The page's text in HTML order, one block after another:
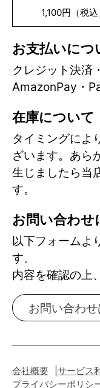
1,100円（税込
お支払いにつ
クレジット決済
AmazonPay・
在庫について
タイミングによ
ざいます。あら
生じましたら当
す。
お問い合わせ
以下フォームよ
す。
内容を確認の上
お問い合わ
会社概要 サービス
プライバシーポリシ